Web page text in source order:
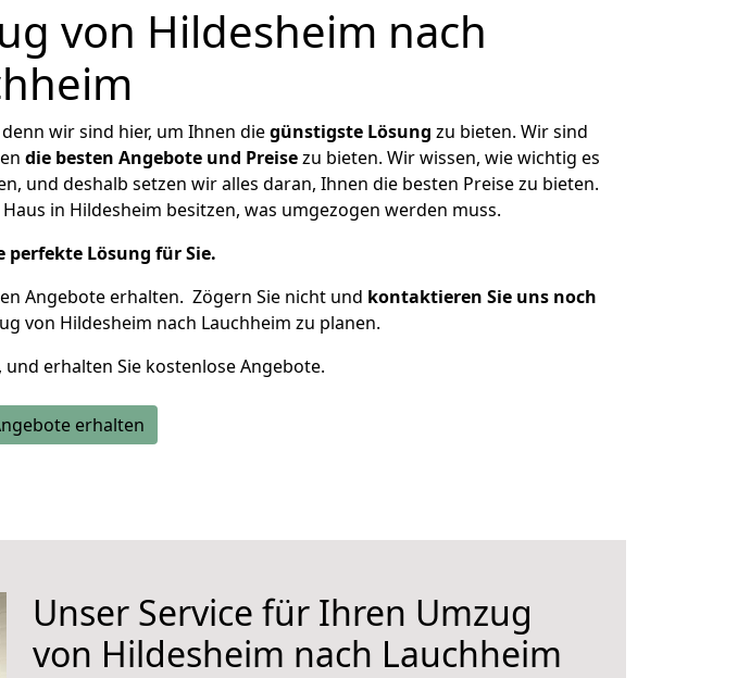
von Hildesheim nach
wir sind hier, um Ihnen diegünstigste Lösung zu bieten. Wir sind
die besten Angebote und Preisezu bieten. Wir wissen, wie wichtig es
und deshalb setzen wir alles daran, Ihnen die besten Preise zu bieten.
in Hildesheim besitzen, was umgezogen werden muss.
perfekte Lösung für Sie.
Angebote erhalten. Zögern Sie nicht und kontaktieren Sie uns noch
von Hildesheim nach Lauchheim zu planen.
, und erhalten Sie kostenlose Angebote.
erhalten
Unser Service für Ihren Umzug
von Hildesheim nach Lauchheim